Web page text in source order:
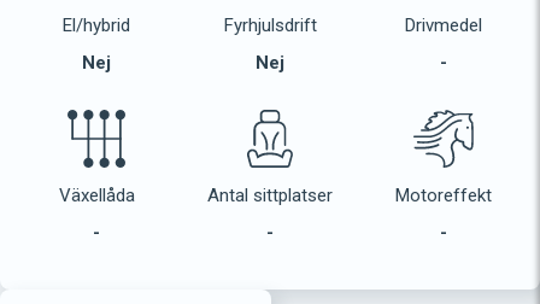
El/hybrid
Nej
Fyrhjulsdrift
Nej
Drivmedel
-
Växellåda
-
Antal sittplatser
-
Motoreffekt
-